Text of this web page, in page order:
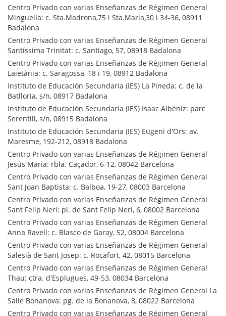
Centro Privado con varias Enseñanzas de Régimen General
Minguella: c. Sta.Madrona,75 i Sta.Maria,30 i 34-36, 08911
Badalona
Centro Privado con varias Enseñanzas de Régimen General
Santíssima Trinitat: c. Santiago, 57, 08918 Badalona
Centro Privado con varias Enseñanzas de Régimen General
Laietània: c. Saragossa, 18 i 19, 08912 Badalona
Instituto de Educación Secundaria (IES) La Pineda: c. de la
Batlloria, s/n, 08917 Badalona
Instituto de Educación Secundaria (IES) Isaac Albéniz: parc
Serentill, s/n, 08915 Badalona
Instituto de Educación Secundaria (IES) Eugeni d'Ors: av.
Maresme, 192-212, 08918 Badalona
Centro Privado con varias Enseñanzas de Régimen General
Jesús Maria: rbla. Caçador, 6-12, 08042 Barcelona
Centro Privado con varias Enseñanzas de Régimen General
Sant Joan Baptista: c. Balboa, 19-27, 08003 Barcelona
Centro Privado con varias Enseñanzas de Régimen General
Sant Felip Neri: pl. de Sant Felip Neri, 6, 08002 Barcelona
Centro Privado con varias Enseñanzas de Régimen General
Anna Ravell: c. Blasco de Garay, 52, 08004 Barcelona
Centro Privado con varias Enseñanzas de Régimen General
Salesià de Sant Josep: c. Rocafort, 42, 08015 Barcelona
Centro Privado con varias Enseñanzas de Régimen General
Thau: ctra. d'Esplugues, 49-53, 08034 Barcelona
Centro Privado con varias Enseñanzas de Régimen General La
Salle Bonanova: pg. de la Bonanova, 8, 08022 Barcelona
Centro Privado con varias Enseñanzas de Régimen General